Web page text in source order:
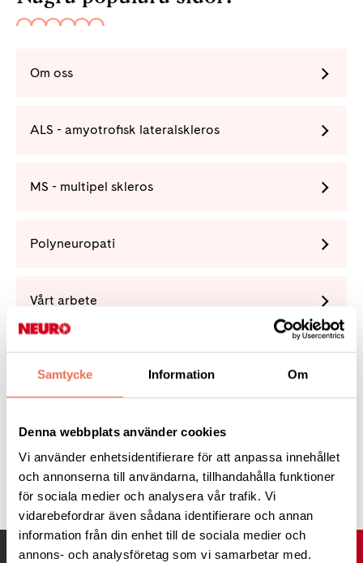
Samtycke Information Om
Denna webbplats använder cookies
Vi använder enhetsidentifierare för att anpassa innehållet
och annonserna till användarna, tillhandahålla funktioner
för sociala medier och analysera vår trafik. Vi
vidarebefordrar även sådana identifierare och annan
information från din enhet till de sociala medier och
annons- och analysföretag som vi samarbetar med.
Om oss
ALS - amyotrofisk lateralskleros
MS - multipel skleros
Polyneuropati
Vårt arbete
Förening
Tipsa